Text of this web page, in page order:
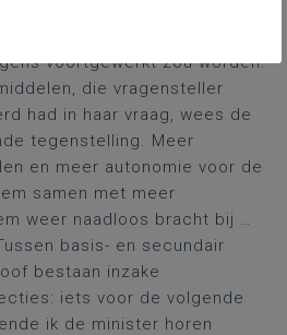
voortgewerkt zou worden.
die vragensteller
had in haar vraag, wees de
tegenstelling. Meer
en meer autonomie voor de
samen met meer
weer naadloos bracht bij …
basis- en secundair
bestaan inzake
iets voor de volgende
ik de minister horen